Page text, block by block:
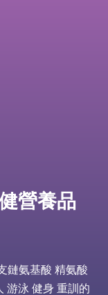
營養品
鏈氨基酸 精氨酸
游泳 健身 重訓的